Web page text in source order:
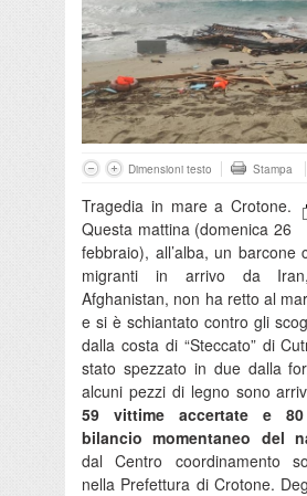
Dimensioni testo Stampa
Tragedia in mare a Crotone.
Questa mattina (domenica 26
febbraio), all’alba, un barcone
migranti in arrivo da
Afghanistan, non ha retto al
e si è schiantato contro gli
dalla costa di “Steccato” di
stato spezzato in due dalla
alcuni pezzi di legno sono
59 vittime accertate e
bilancio momentaneo del
dal Centro coordinamento
nella Prefettura di Crotone.